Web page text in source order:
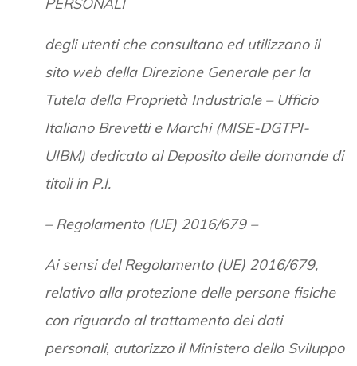
degli utenti che consultano ed utilizzano il
sito web della Direzione Generale per la
Tutela della Proprietà Industriale – Ufficio
Italiano Brevetti e Marchi (MISE-DGTPI-
UIBM) dedicato al Deposito delle domande di
titoli in P.I.
– Regolamento (UE) 2016/679 –
Ai sensi del Regolamento (UE) 2016/679,
relativo alla protezione delle persone fisiche
con riguardo al trattamento dei dati
personali, autorizzo il Ministero dello Sviluppo